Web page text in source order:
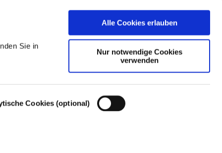
Sie in
Cookies (optional)
Alle Cookies erlauben
Nur notwendige Cookies
verwenden
Einstellungen – Cookie-Richtlinie